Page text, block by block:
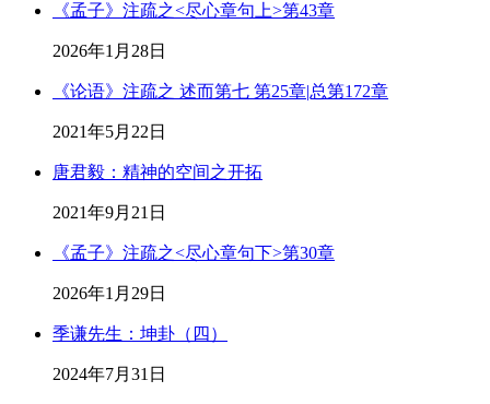
《孟子》注疏之<尽心章句上>第43章
2026年1月28日
《论语》注疏之 述而第七 第25章|总第172章
2021年5月22日
唐君毅：精神的空间之开拓
2021年9月21日
《孟子》注疏之<尽心章句下>第30章
2026年1月29日
季谦先生：坤卦（四）
2024年7月31日